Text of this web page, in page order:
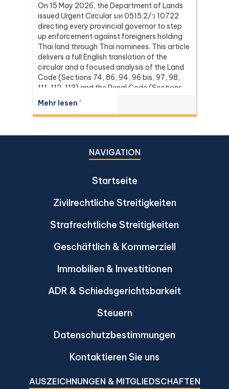
On 15 May 2026, the Department of Lands
issued Urgent Circular มท 0515.2/ว 10722
directing every provincial governor to step
up enforcement against foreigners holding
Thai land through Thai nominees. This article
delivers a full English translation of the
circular and a focused analysis of the Land
Code (Sections 74, 86, 94, 96 bis, 97, 98,
111, 112, 113) and the Penal Code (Sections
Supreme Court (Dika) authorities including
Dika 344/2511, Dika 1038/2538, Dika
Mehr lesen '
NAVIGATION
Startseite
Zivilrechtliche Streitigkeiten
Strafrechtliche Streitigkeiten
Geschäftlich & Kommerziell
Immobilien & Investitionen
ADR & Schiedsgerichtsbarkeit
Steuern
Datenschutzbestimmungen
Kontaktieren Sie uns
AUSZEICHNUNGEN & MITGLIEDSCHAFTEN